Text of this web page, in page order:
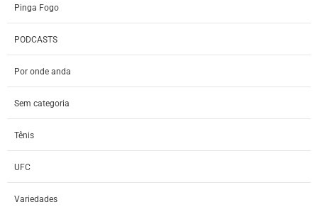
Pinga Fogo
PODCASTS
Por onde anda
Sem categoria
Tênis
UFC
Variedades